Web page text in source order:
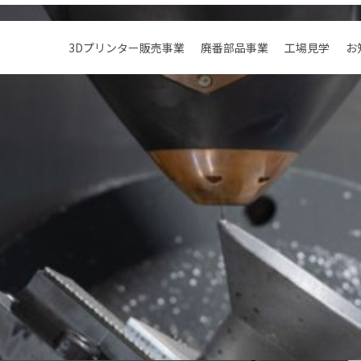
3Dプリンター販売事業 廃番部品事業 工場見学 お